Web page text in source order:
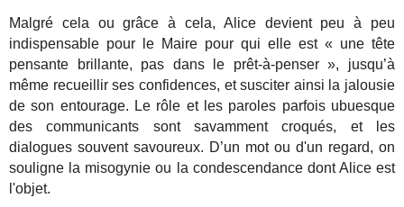
Malgré cela ou grâce à cela, Alice devient peu à peu
indispensable pour le Maire pour qui elle est « une tête
pensante brillante, pas dans le prêt-à-penser », jusqu’à
même recueillir ses confidences, et susciter ainsi la jalousie
de son entourage. Le rôle et les paroles parfois ubuesque
des communicants sont savamment croqués, et les
dialogues souvent savoureux. D’un mot ou d'un regard, on
souligne la misogynie ou la condescendance dont Alice est
l'objet.